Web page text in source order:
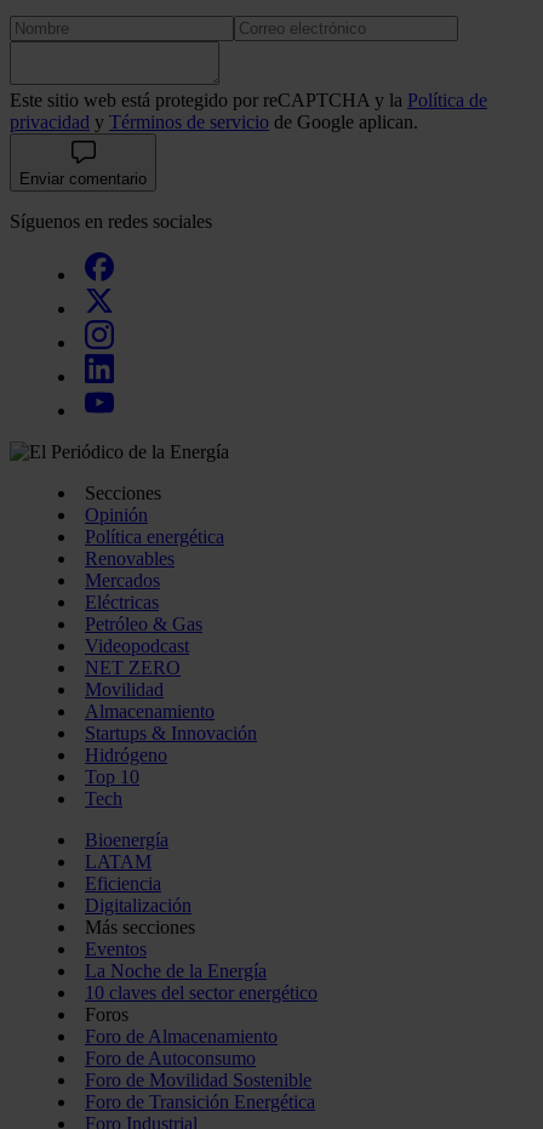
Este sitio web está protegido por reCAPTCHA y la Política de
privacidad y Términos de servicio de Google aplican.
Enviar comentario
Síguenos en redes sociales
Secciones
Opinión
Política energética
Renovables
Mercados
Eléctricas
Petróleo & Gas
Videopodcast
NET ZERO
Movilidad
Almacenamiento
Startups & Innovación
Hidrógeno
Top 10
Tech
Bioenergía
LATAM
Eficiencia
Digitalización
Más secciones
Eventos
La Noche de la Energía
10 claves del sector energético
Foros
Foro de Almacenamiento
Foro de Autoconsumo
Foro de Movilidad Sostenible
Foro de Transición Energética
Foro Industrial